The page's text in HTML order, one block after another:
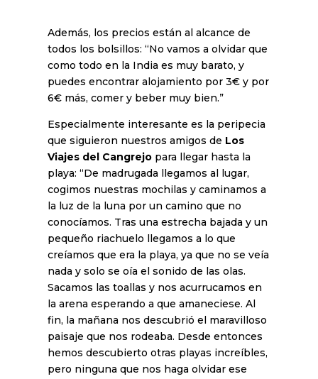
Además, los precios están al alcance de
todos los bolsillos: “No vamos a olvidar que
como todo en la India es muy barato, y
puedes encontrar alojamiento por 3€ y por
6€ más, comer y beber muy bien.”
Especialmente interesante es la peripecia
que siguieron nuestros amigos de Los
Viajes del Cangrejo para llegar hasta la
playa: “De madrugada llegamos al lugar,
cogimos nuestras mochilas y caminamos a
la luz de la luna por un camino que no
conocíamos. Tras una estrecha bajada y un
pequeño riachuelo llegamos a lo que
creíamos que era la playa, ya que no se veía
nada y solo se oía el sonido de las olas.
Sacamos las toallas y nos acurrucamos en
la arena esperando a que amaneciese. Al
fin, la mañana nos descubrió el maravilloso
paisaje que nos rodeaba. Desde entonces
hemos descubierto otras playas increíbles,
pero ninguna que nos haga olvidar ese